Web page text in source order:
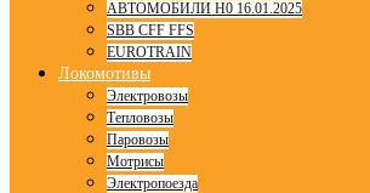
АВТОМОБИЛИ H0 16.01.2025
SBB CFF FFS
EUROTRAIN
Локомотивы
Электровозы
Тепловозы
Паровозы
Мотрисы
Электропоезда